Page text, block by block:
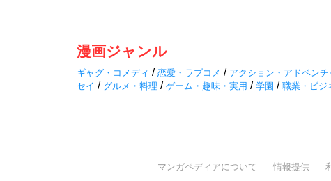
漫画ジャンル
ギャグ・コメディ / 恋愛・ラブコメ / アクション・アドベンチ
セイ / グルメ・料理 / ゲーム・趣味・実用 / 学園 / 職業・ビジ
マンガペディアについて 情報提供